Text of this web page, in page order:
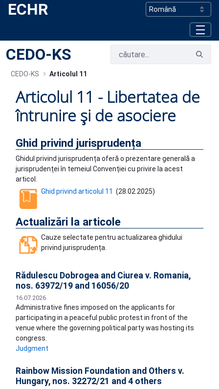
Skip to Main Content
ECHR
CEDO-KS
CEDO-KS Articolul 11
Articolul 11 - Libertatea de
întrunire și de asociere
Ghid privind jurisprudența
Ghidul privind jurisprudența oferă o prezentare generală a
jurisprudenței în temeiul Convenției cu privire la acest
articol.
Ghid privind articolul 11 (28.02.2025)
Actualizări la articole
Cauze selectate pentru actualizarea ghidului
privind jurisprudența.
Rădulescu Dobrogea and Ciurea v. Romania,
nos. 63972/19 and 16056/20
16.07.2026
Administrative fines imposed on the applicants for
participating in a peaceful public protest in front of the
venue where the governing political party was hosting its
congress.
Judgment
Rainbow Mission Foundation and Others v.
Hungary, nos. 32272/21 and 4 others